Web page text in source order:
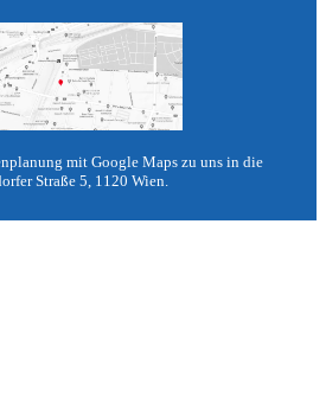
mit Google Maps zu uns in die
Straße 5, 1120 Wien.